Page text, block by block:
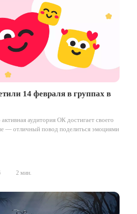
14 февраля в группах в
аудитория ОК достигает своего
— отличный повод поделиться эмоциями
2 мин.